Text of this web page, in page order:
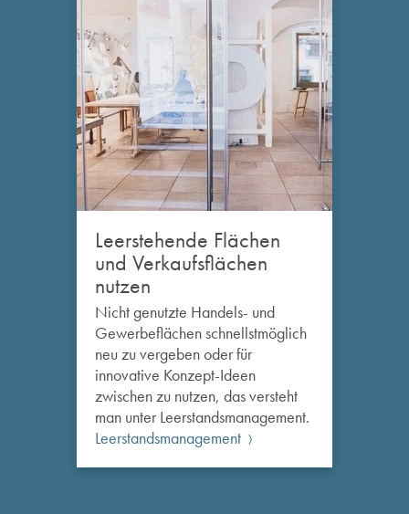
Leerstehende Flächen
und Verkaufsflächen
nutzen
Nicht genutzte Handels- und
Gewerbeflächen schnellstmöglich
neu zu vergeben oder für
innovative Konzept-Ideen
zwischen zu nutzen, das versteht
man unter Leerstandsmanagement.
Leerstandsmanagement